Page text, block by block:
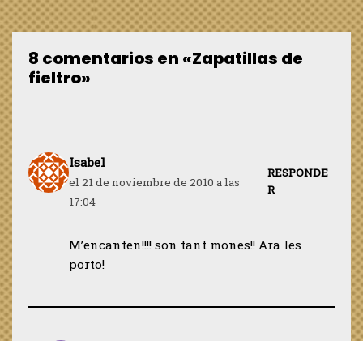
8 comentarios en «Zapatillas de
fieltro»
Isabel
el 21 de noviembre de 2010 a las
17:04
RESPONDE
R
M’encanten!!!! son tant mones!! Ara les
porto!